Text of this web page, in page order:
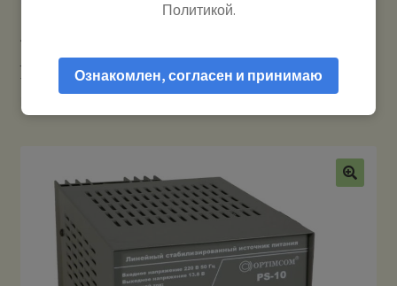
Мой аккаунт
преобразователи напряжения 24 / 12 вольт
Optim PS-10
трансформаторный стабилизированный блок питания для
Политикой.
Ознакомлен, согласен и принимаю